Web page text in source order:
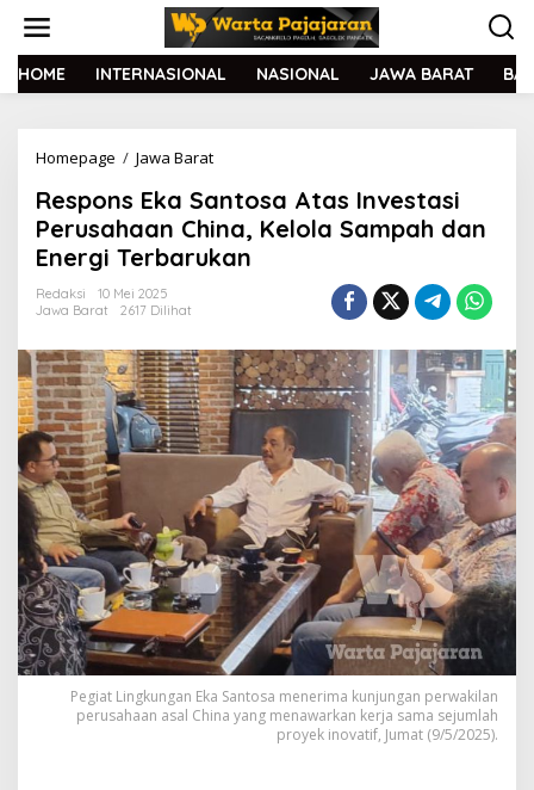
t
HOME INTERNASIONAL NASIONAL JAWA BARAT
Homepage / Jawa Barat
s
p
o
n
a
S
a
n
t
o
a
A
t
a
s
I
n
v
e
s
t
Respons Eka Santosa Atas Investasi
Perusahaan China, Kelola Sampah dan
Energi Terbarukan
Redaksi
10 Mei 2025
Jawa Barat
2617 Dilihat
Pegiat Lingkungan Eka Santosa menerima kunjungan perwakilan
perusahaan asal China yang menawarkan kerja sama sejumlah
proyek inovatif, Jumat (9/5/2025).